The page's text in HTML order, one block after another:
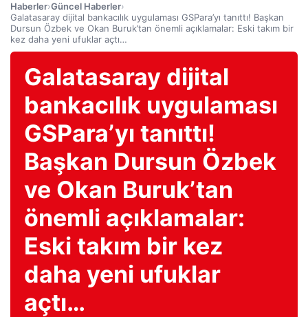
Haberler›Güncel Haberler›
Galatasaray dijital bankacılık uygulaması GSPara’yı tanıttı! Başkan
Dursun Özbek ve Okan Buruk’tan önemli açıklamalar: Eski takım bir
kez daha yeni ufuklar açtı…
Galatasaray dijital
bankacılık uygulaması
GSPara’yı tanıttı!
Başkan Dursun Özbek
ve Okan Buruk’tan
önemli açıklamalar:
Eski takım bir kez
daha yeni ufuklar
açtı…